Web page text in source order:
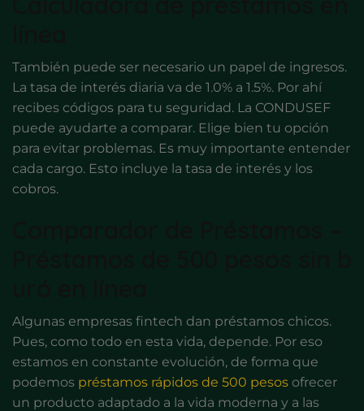
También puede ser necesario un papel de ingresos.
La tasa de interés diaria va de 1.0% a 1.5%. Por ahí
recibes códigos para tu seguridad. La CONDUSEF
puede ayudarte a comparar. Elige bien tu opción
para evitar problemas. Es muy importante entender
cada cargo. Esto incluye la tasa de interés y los
cobros.
Algunas empresas fintech dan préstamos chicos.
Pues, como todo en esta vida, depende. Por eso
estamos en constante evolución, de forma que
podemos préstamos rápidos de 500 pesos ofrecer
un producto adaptado a la vida moderna y a las